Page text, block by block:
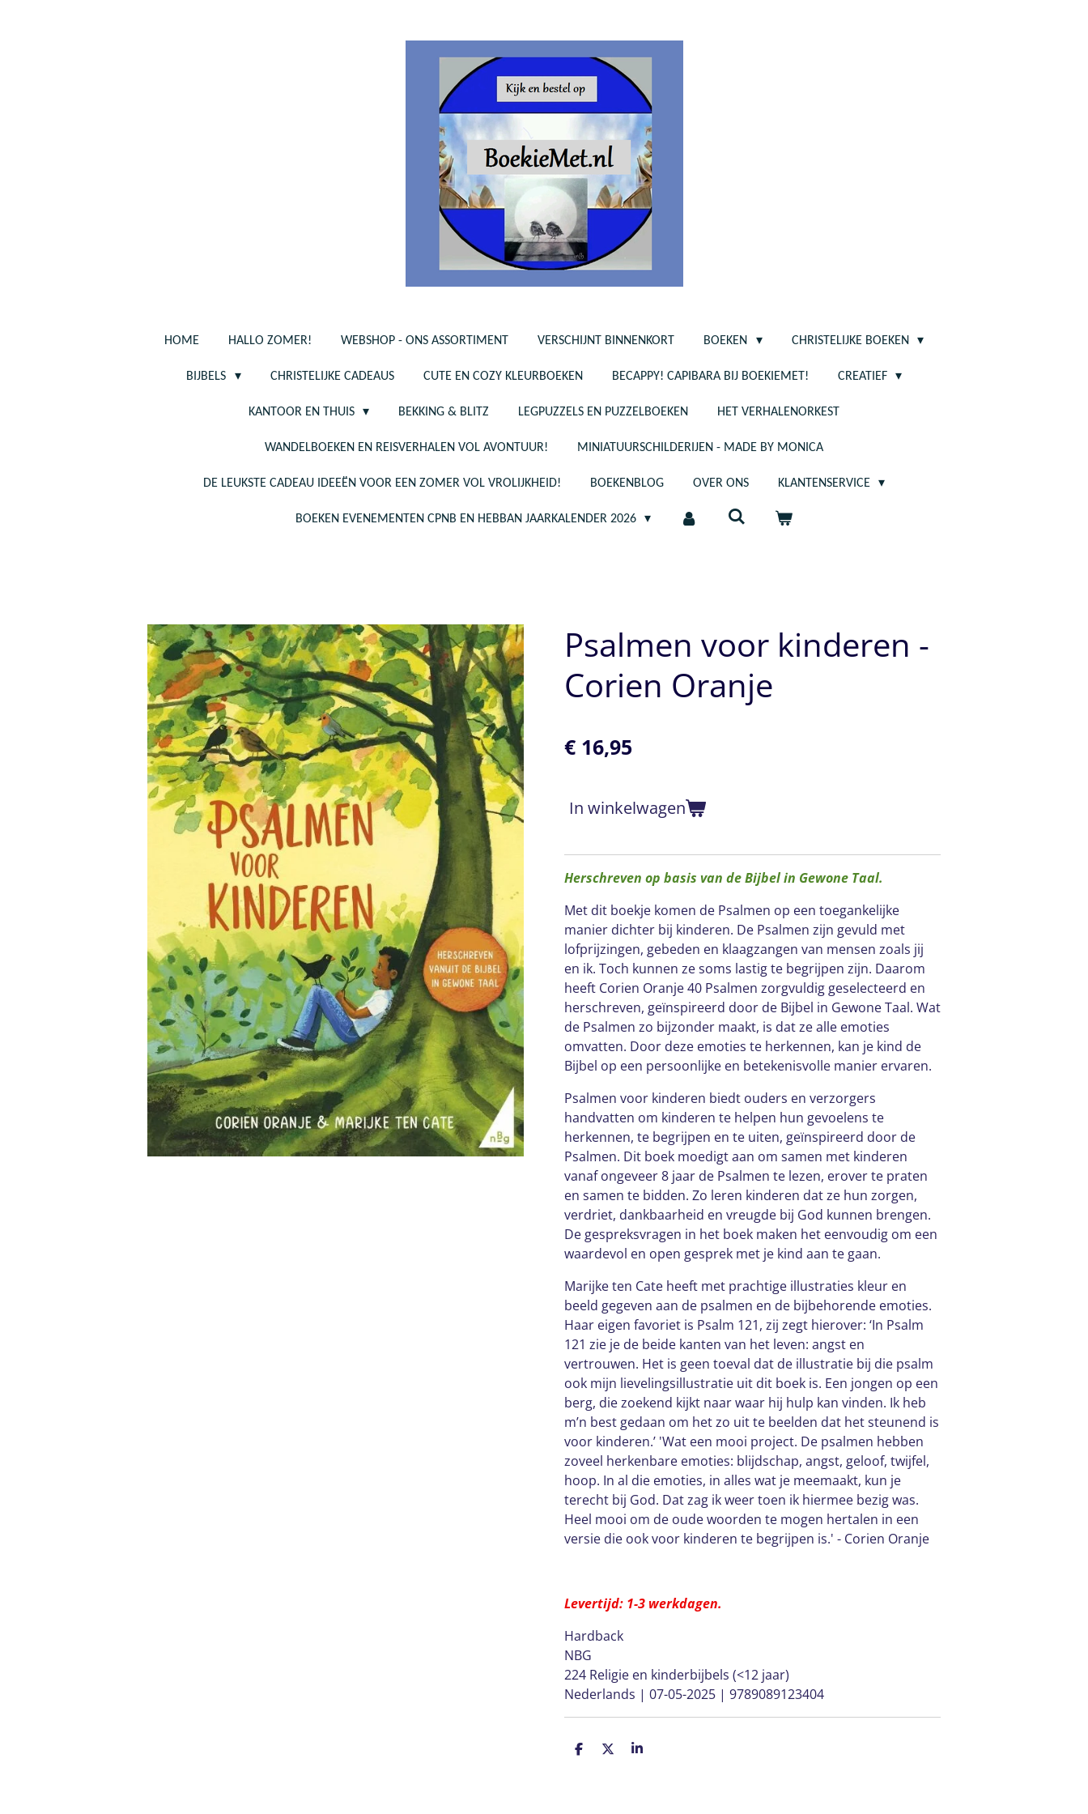
HOME HALLO ZOMER! WEBSHOP - ONS ASSORTIMENT VERSCHIJNT BINNENKORT BOEKEN CHRISTELIJKE BOEKEN
BIJBELS CHRISTELIJKE CADEAUS CUTE EN COZY KLEURBOEKEN BECAPPY! CAPIBARA BIJ BOEKIEMET! CREATIEF
KANTOOR EN THUIS BEKKING & BLITZ LEGPUZZELS EN PUZZELBOEKEN HET VERHALENORKEST
WANDELBOEKEN EN REISVERHALEN VOL AVONTUUR! MINIATUURSCHILDERIJEN - MADE BY MONICA
DE LEUKSTE CADEAU IDEEËN VOOR EEN ZOMER VOL VROLIJKHEID! BOEKENBLOG OVER ONS KLANTENSERVICE
BOEKEN EVENEMENTEN CPNB EN HEBBAN JAARKALENDER 2026
Psalmen voor kinderen -
Corien Oranje
€ 16,95
In winkelwagen
Herschreven op basis van de Bijbel in Gewone Taal.
Met dit boekje komen de Psalmen op een toegankelijke
manier dichter bij kinderen. De Psalmen zijn gevuld met
lofprijzingen, gebeden en klaagzangen van mensen zoals jij
en ik. Toch kunnen ze soms lastig te begrijpen zijn. Daarom
heeft Corien Oranje 40 Psalmen zorgvuldig geselecteerd en
herschreven, geïnspireerd door de Bijbel in Gewone Taal. Wat
de Psalmen zo bijzonder maakt, is dat ze alle emoties
omvatten. Door deze emoties te herkennen, kan je kind de
Bijbel op een persoonlijke en betekenisvolle manier ervaren.
Psalmen voor kinderen biedt ouders en verzorgers
handvatten om kinderen te helpen hun gevoelens te
herkennen, te begrijpen en te uiten, geïnspireerd door de
Psalmen. Dit boek moedigt aan om samen met kinderen
vanaf ongeveer 8 jaar de Psalmen te lezen, erover te praten
en samen te bidden. Zo leren kinderen dat ze hun zorgen,
verdriet, dankbaarheid en vreugde bij God kunnen brengen.
De gespreksvragen in het boek maken het eenvoudig om een
waardevol en open gesprek met je kind aan te gaan.
Marijke ten Cate heeft met prachtige illustraties kleur en
beeld gegeven aan de psalmen en de bijbehorende emoties.
Haar eigen favoriet is Psalm 121, zij zegt hierover: ‘In Psalm
121 zie je de beide kanten van het leven: angst en
vertrouwen. Het is geen toeval dat de illustratie bij die psalm
ook mijn lievelingsillustratie uit dit boek is. Een jongen op een
berg, die zoekend kijkt naar waar hij hulp kan vinden. Ik heb
m’n best gedaan om het zo uit te beelden dat het steunend is
voor kinderen.’ 'Wat een mooi project. De psalmen hebben
zoveel herkenbare emoties: blijdschap, angst, geloof, twijfel,
hoop. In al die emoties, in alles wat je meemaakt, kun je
terecht bij God. Dat zag ik weer toen ik hiermee bezig was.
Heel mooi om de oude woorden te mogen hertalen in een
versie die ook voor kinderen te begrijpen is.' - Corien Oranje
Levertijd: 1-3 werkdagen.
Hardback
NBG
224 Religie en kinderbijbels (<12 jaar)
Nederlands | 07-05-2025 | 9789089123404
D
D
S